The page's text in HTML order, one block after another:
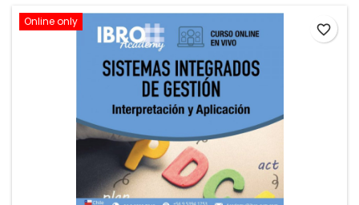
Online only
favorite_border